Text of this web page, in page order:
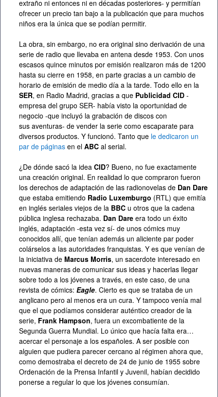
extraño ni entonces ni en décadas posteriores- y permitían
ofrecer un precio tan bajo a la publicación que para muchos
niños era la única que se podían permitir.
La obra, sin embargo, no era original sino derivación de una
serie de radio que llevaba en antena desde 1953. Con unos
escasos quince minutos por emisión realizaron más de 1200
hasta su cierre en 1958, en parte gracias a un cambio de
horario de emisión de medio día a la tarde. Todo ello en la
SER, en Radio Madrid, gracias a que Publicidad CID -
empresa del grupo SER- había visto la oportunidad de
negocio -que incluyó la grabación de discos con
sus aventuras- de vender la serie como escaparate para
diversos productos. Y funcionó. Tanto que le dedicaron un
par de páginas en el ABC al serial.
¿De dónde sacó la idea CID? Bueno, no fue exactamente
una creación original. En realidad lo que compraron fueron
los derechos de adaptación de las radionovelas de Dan Dare
que estaba emitiendo Radio Luxemburgo (RTL) que emitía
en inglés seriales viejos de la BBC u otros que la cadena
pública inglesa rechazaba. Dan Dare era todo un éxito
inglés, adaptación -esta vez sí- de unos cómics muy
conocidos allí, que tenían además un aliciente par poder
colárselos a las autoridades franquistas. Y es que venían de
la iniciativa de Marcus Morris, un sacerdote interesado en
nuevas maneras de comunicar sus ideas y hacerlas llegar
sobre todo a los jóvenes a través, en este caso, de una
revista de cómics: Eagle. Cierto es que se trataba de un
anglicano pero al menos era un cura. Y tampoco venía mal
que el que podíamos considerar auténtico creador de la
serie, Frank Hampson, fuera un excombatiente de la
Segunda Guerra Mundial. Lo único que hacía falta era…
acercar el personaje a los españoles. A ser posible con
alguien que pudiera parecer cercano al régimen ahora que,
como demostraba el decreto de 24 de junio de 1955 sobre
Ordenación de la Prensa Infantil y Juvenil, habían decidido
ponerse a regular lo que los jóvenes consumían.